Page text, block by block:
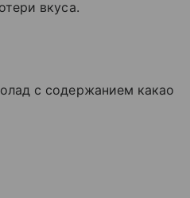
вкуса.
с содержанием какао